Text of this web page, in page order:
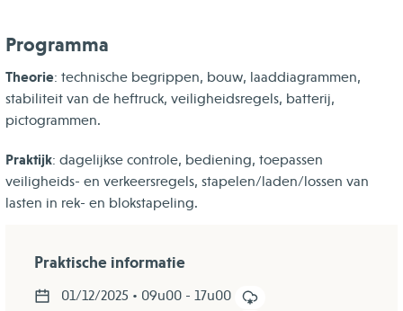
Programma
Theorie: technische begrippen, bouw, laaddiagrammen,
stabiliteit van de heftruck, veiligheidsregels, batterij,
pictogrammen.
Praktijk: dagelijkse controle, bediening, toepassen
veiligheids- en verkeersregels, stapelen/laden/lossen van
lasten in rek- en blokstapeling.
Praktische informatie
01/12/2025 • 09u00 - 17u00